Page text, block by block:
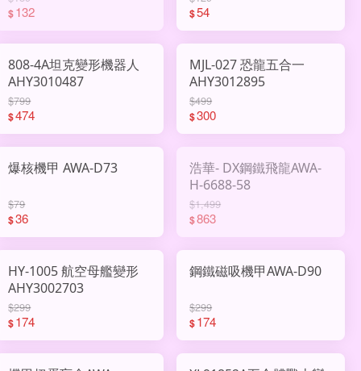
$132 $54
808-4A坦克變形機器人
AHY3010487
$799
$474
MJL-027 恐龍五合一
AHY3012895
$499
$300
爆核機甲 AWA-D73
$79
$36
浩華- DX鋼鐵飛龍AWA-
H-6688-58
$1,499
$863
HY-1005 航空母艦變形
AHY3002703
$299
$174
鋼鐵磁吸機甲AWA-D90
$299
$174